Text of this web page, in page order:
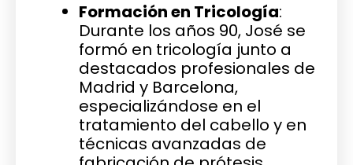
Formación en Tricología:
Durante los años 90, José se
formó en tricología junto a
destacados profesionales de
Madrid y Barcelona,
especializándose en el
tratamiento del cabello y en
técnicas avanzadas de